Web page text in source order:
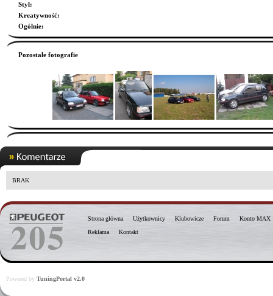
Styl:
Kreatywność:
Ogólnie:
Pozostałe fotografie
BRAK
Strona główna Użytkownicy Klubowicze Forum
Konto MAX
Reklama
Kontakt
Powered by TuningPortal v2.0